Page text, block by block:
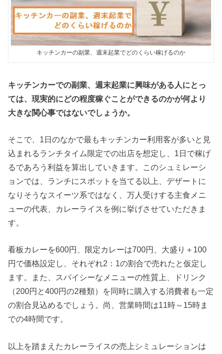
キッチンカーの副業、週末起業でどのくらい稼げるのか
キッチンカーでの副業、週末起業に興味がある人にとっ
ては、現実的にどの程度稼ぐことができるのかが何より
大きな関心事ではないでしょうか。
そこで、1日のなかで最もキッチンカー利用客が多いと見
込まれるランチタイム限定での出店を想定し、1日で稼げ
るであろう利益を算出していきます。このシュミレーシ
ョンでは、ランチにスポットを当てる以上、デザートに
なりそうなスイーツ系ではなく、万人受けする主食メニ
ューの代表、カレーライスを例に挙げさせていただきま
す。
看板カレーを600円、限定カレーは700円、大盛り＋100
円で価格設定し、それぞれ2：1の割合で売れたと仮定し
ます。また、スパイシーなメニューの性質上、ドリンク
（200円と400円の2種類）を同時に購入する消費者も一定
の割合見込めるでしょう。尚、営業時間は11時～15時ま
での4時間です。
以上を踏まえたカレーライスの売上シミュレーションは